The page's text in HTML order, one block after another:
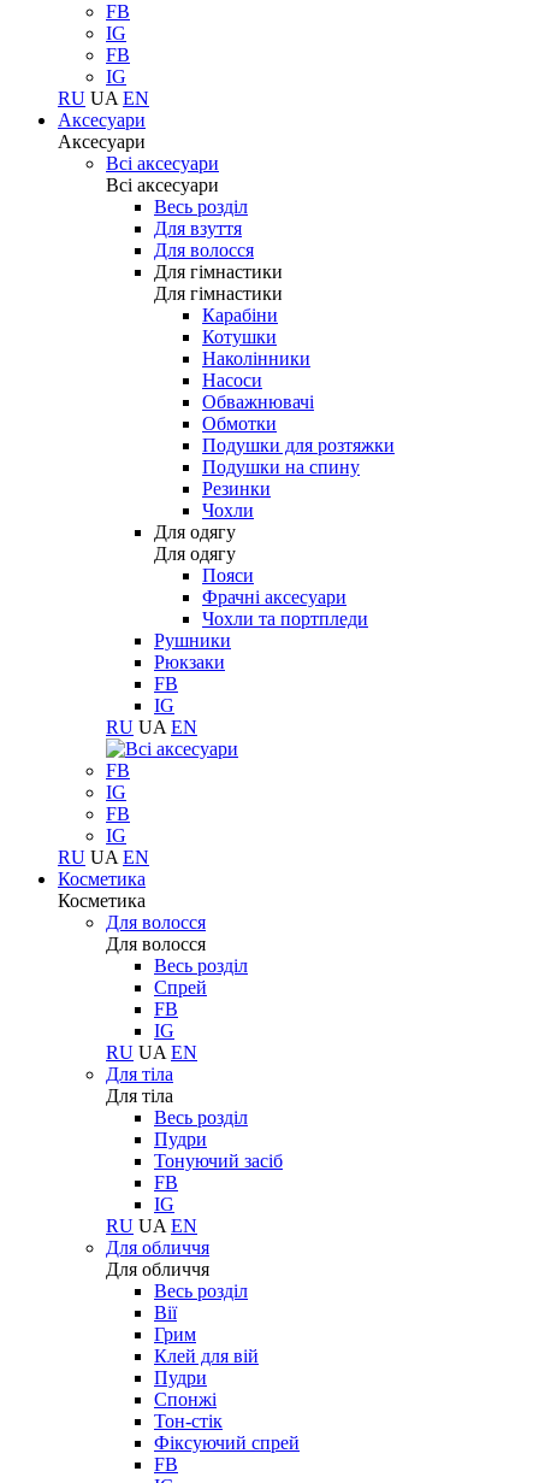
FB
IG
FB
IG
RU UA EN
Аксесуари
Аксесуари
Всі аксесуари
Всі аксесуари
Весь розділ
Для взуття
Для волосся
Для гімнастики
Для гімнастики
Карабіни
Котушки
Наколінники
Насоси
Обважнювачі
Обмотки
Подушки для розтяжки
Подушки на спину
Резинки
Чохли
Для одягу
Для одягу
Пояси
Фрачні аксесуари
Чохли та портпледи
Рушники
Рюкзаки
FB
IG
RU UA EN
FB
IG
FB
IG
RU UA EN
Косметика
Косметика
Для волосся
Для волосся
Весь розділ
Спрей
FB
IG
RU UA EN
Для тіла
Для тіла
Весь розділ
Пудри
Тонуючий засіб
FB
IG
RU UA EN
Для обличчя
Для обличчя
Весь розділ
Вії
Грим
Клей для вій
Пудри
Спонжі
Тон-стік
Фіксуючий спрей
FB